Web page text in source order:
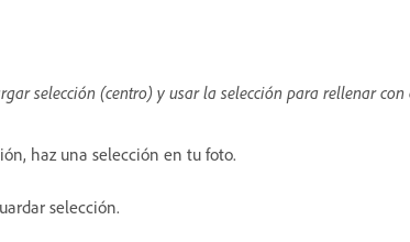
selección (centro) y usar la selección para rellenar
haz una selección en tu foto.
selección.